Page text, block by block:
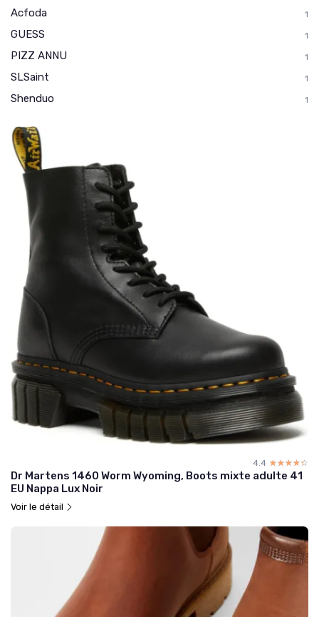
Acfoda 1
GUESS 1
PIZZ ANNU 1
SLSaint 1
Shenduo 1
4.4 ☆☆☆☆☆
★★★★★
Dr Martens 1460 Worm Wyoming, Boots mixte adulte 41
EU Nappa Lux Noir
Voir le détail